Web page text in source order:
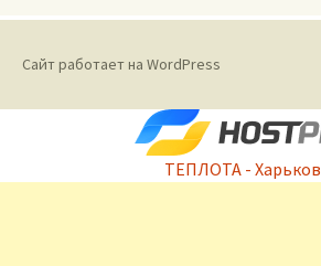
Сайт работает на WordPress
ТЕПЛОТА - Харьков